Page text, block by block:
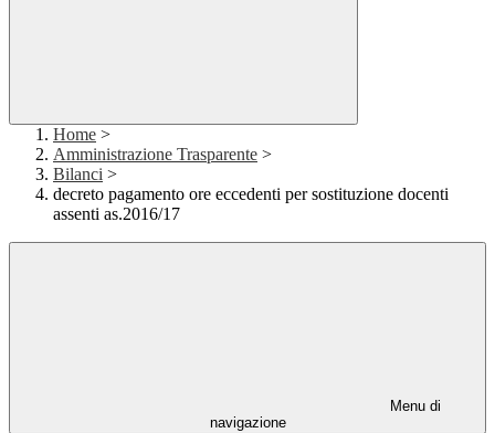
Home >
Amministrazione Trasparente >
Bilanci >
decreto pagamento ore eccedenti per sostituzione docenti
assenti as.2016/17
Menu di
navigazione